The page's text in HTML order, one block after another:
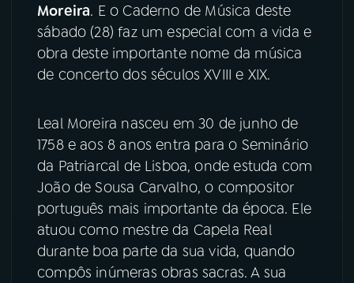
06VIDEOCASTS
08PRÊMIO RÁDIO MEC
ACOMPANHE A RÁDIO MEC
YouTube Facebook
Instagram X
Moreira. E o Caderno de Música deste
sábado (28) faz um especial com a vida e
obra deste importante nome da música
de concerto dos séculos XVIII e XIX.
Leal Moreira nasceu em 30 de junho de
1758 e aos 8 anos entra para o Seminário
da Patriarcal de Lisboa, onde estuda com
João de Sousa Carvalho, o compositor
português mais importante da época. Ele
atuou como mestre da Capela Real
durante boa parte da sua vida, quando
compôs inúmeras obras sacras. A sua